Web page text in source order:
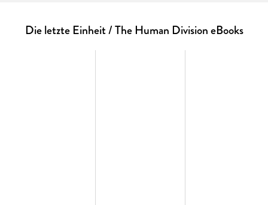
es jedoch auch noch eine Einheit von ungeklonten, dem Tod
eingesetzt werden. Dies ist ihre Geschichte . . .
Die letzte Einheit / The Human Division eBooks